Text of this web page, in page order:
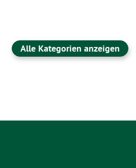
Alle Kategorien anzeigen